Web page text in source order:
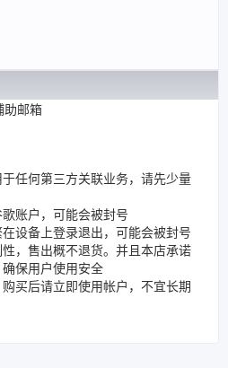
助邮箱
任何第三方关联业务，请先少量
账户，可能会被封号
设备上登录退出，可能会被封号
，售出概不退货。并且本店承诺
保用户使用安全
买后请立即使用帐户，不宜长期